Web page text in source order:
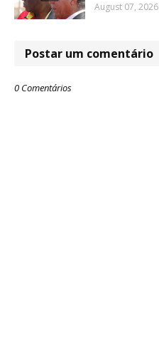
August 07, 2026
Postar um comentário
0 Comentários